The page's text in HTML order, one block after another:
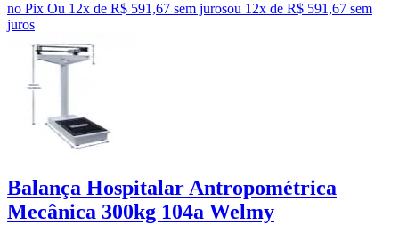
no Pix Ou 12x de R$ 591,67 sem jurosou 12x de R$ 591,67 sem
juros
Balança Hospitalar Antropométrica
Mecânica 300kg 104a Welmy